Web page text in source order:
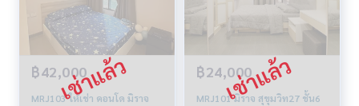
฿42,000
MRJ103 ให้เช่า คอนโด มิราจ
฿24,000
MRJ101 มิราจ สุขุมวิท27 ชั้น6